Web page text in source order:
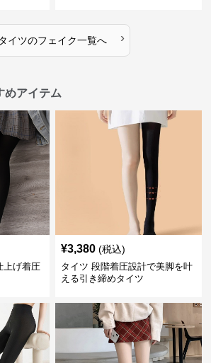
タイツのフェイク一覧へ ›
めアイテム
上げ着圧
¥3,380 (税込)
タイツ 段階着圧設計で美脚を叶
える引き締めタイツ